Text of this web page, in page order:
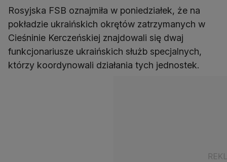
Rosyjska FSB oznajmiła w poniedziałek, że na
pokładzie ukraińskich okrętów zatrzymanych w
Cieśninie Kerczeńskiej znajdowali się dwaj
funkcjonariusze ukraińskich służb specjalnych,
którzy koordynowali działania tych jednostek.